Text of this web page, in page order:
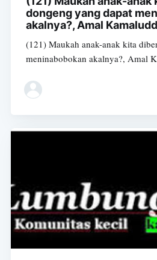
dongeng yang dapat
akalnya?, Amal
(121) Maukah anak-anak kita
meninabobokan akalnya?, Amal